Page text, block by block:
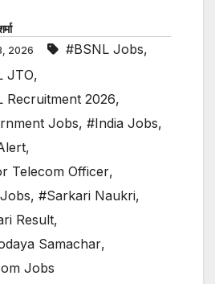
2026 #BSNL Jobs,
JTO,
Recruitment 2026,
Jobs, #India Jobs,
,
Telecom Officer,
, #Sarkari Naukri,
Result,
Samachar,
Jobs